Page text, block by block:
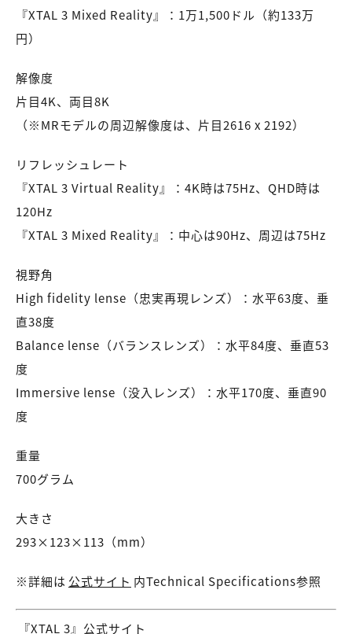
『XTAL 3 Mixed Reality』：1万1,500ドル（約133万
円）
解像度
片目4K、両目8K
（※MRモデルの周辺解像度は、片目2616 x 2192）
リフレッシュレート
『XTAL 3 Virtual Reality』：4K時は75Hz、QHD時は
120Hz
『XTAL 3 Mixed Reality』：中心は90Hz、周辺は75Hz
視野角
High fidelity lense（忠実再現レンズ）：水平63度、垂
直38度
Balance lense（バランスレンズ）：水平84度、垂直53
度
Immersive lense（没入レンズ）：水平170度、垂直90
度
重量
700グラム
大きさ
293×123×113（mm）
※詳細は 公式サイト 内Technical Specifications参照
『XTAL 3』公式サイト